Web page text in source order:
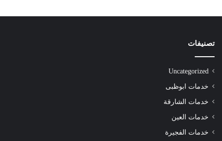
تصنيفات
Uncategorized
خدمات ابوظبى
خدمات الشارقة
خدمات العين
خدمات الفجيرة